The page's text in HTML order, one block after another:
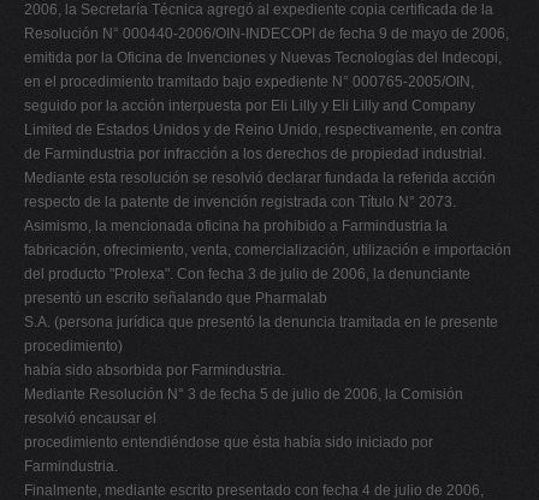
S.A. (persona jurídica que presentó la denuncia tramitada en le presente
procedimiento)
había sido absorbida por Farmindustria.
Mediante Resolución N° 3 de fecha 5 de julio de 2006, la Comisión
resolvió encausar el
procedimiento entendiéndose que ésta había sido iniciado por
Farmindustria.
Finalmente, mediante escrito presentado con fecha 4 de julio de 2006,